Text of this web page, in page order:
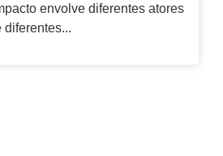
envolve diferentes atores
diferentes...